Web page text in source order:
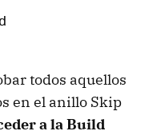
todos aquellos
en el anillo Skip
a la Build